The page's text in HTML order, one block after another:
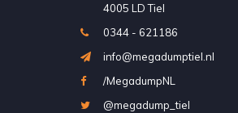
4005 LD Tiel
0344 - 621186
info@megadumptiel.nl
/MegadumpNL
@megadump_tiel